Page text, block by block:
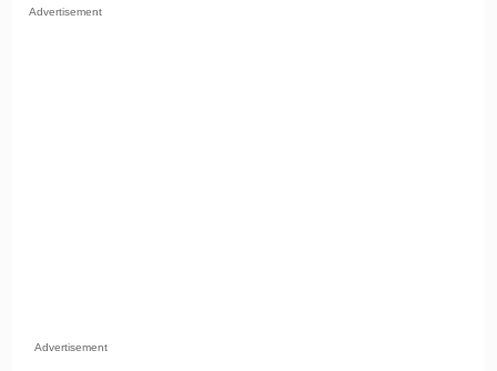
Advertisement
Advertisement